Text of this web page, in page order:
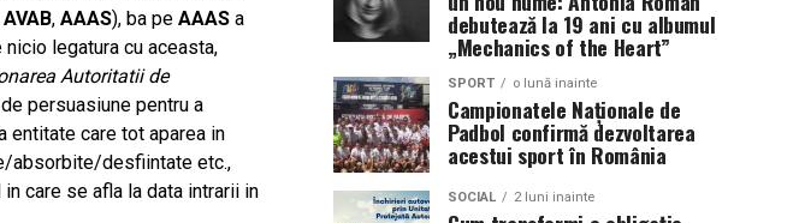
AVAB, AAAS), ba pe AAAS a
legatura cu aceasta,
Autoritatii de
persuasiune pentru a
entitate care tot aparea in
absorbite/desfiintate etc.,
care se afla la data intrarii in
debutează la 19 ani cu albumul
„Mechanics of the Heart”
SPORT o lună inainte
Campionatele Naționale de
Padbol confirmă dezvoltarea
acestui sport în România
SOCIAL 2 luni inainte